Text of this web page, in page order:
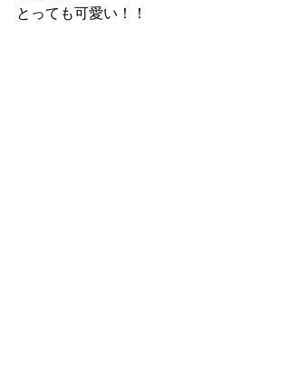
とっても可愛い！！